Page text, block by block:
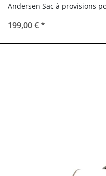
Andersen Sac à provisions
199,00 €*